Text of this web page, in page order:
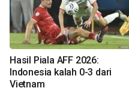
Hasil Piala AFF 2026:
Indonesia kalah 0-3 dari
Vietnam